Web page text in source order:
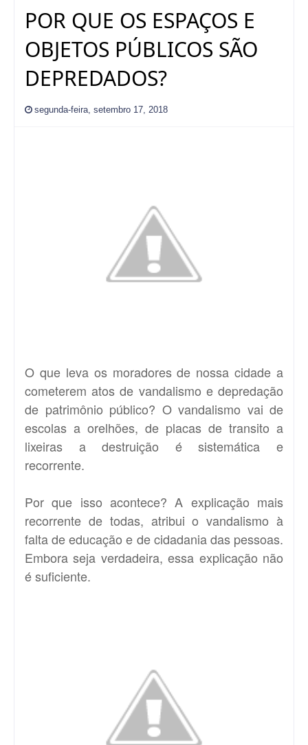
POR QUE OS ESPAÇOS E
OBJETOS PÚBLICOS SÃO
DEPREDADOS?
segunda-feira, setembro 17, 2018
O que leva os moradores de nossa cidade a
cometerem atos de vandalismo e depredação
de patrimônio público? O vandalismo vai de
escolas a orelhões, de placas de transito a
lixeiras a destruição é sistemática e
recorrente.
Por que isso acontece? A explicação mais
recorrente de todas, atribui o vandalismo à
falta de educação e de cidadania das pessoas.
Embora seja verdadeira, essa explicação não
é suficiente.